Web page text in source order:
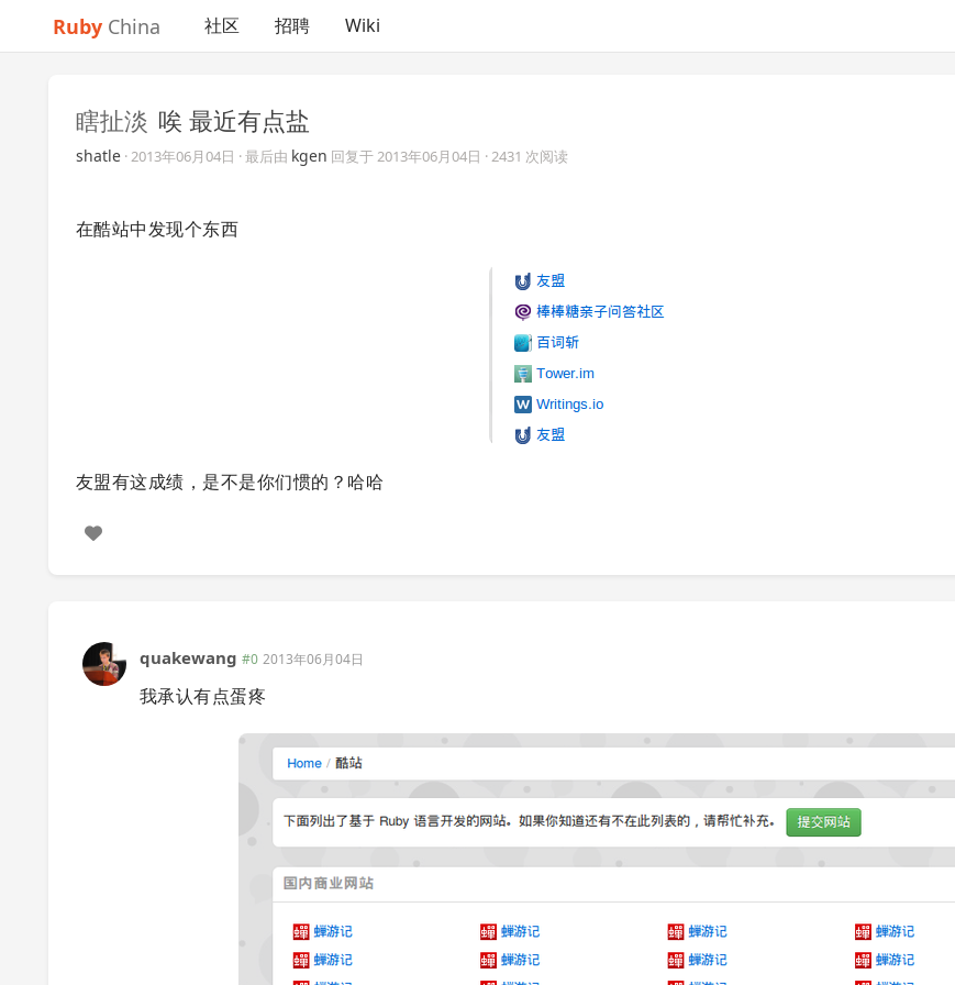
Ruby China 社区 招聘 Wiki
瞎扯淡 唉 最近有点盐
shatle ·2013年06月04日 · 最后由 kgen 回复于2013年06月04日 · 2431 次阅读
在酷站中发现个东西
友盟有这成绩，是不是你们惯的？哈哈
quakewang #0 2013年06月04日
我承认有点蛋疼